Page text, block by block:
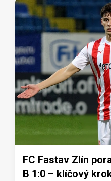
FC Fastav Zlín
B 1:0 – klíčový